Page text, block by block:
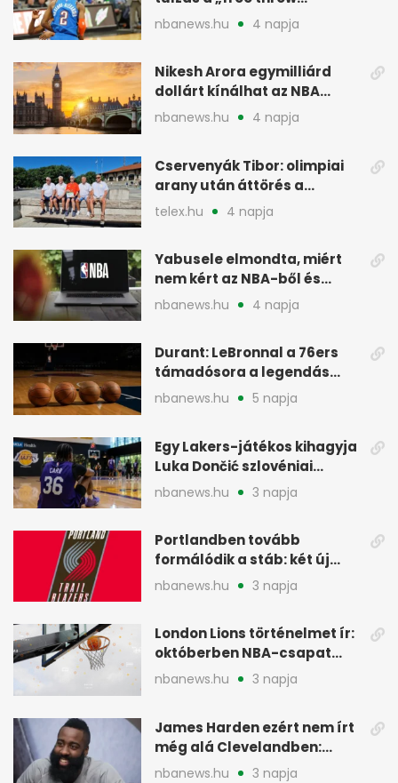
merchant” címke?
nbanews.hu 4 napja
Nikesh Arora egymilliárd
dollárt kínálhat az NBA
Europe londoni csapatáért
nbanews.hu 4 napja
Cservenyák Tibor: olimpiai
arany után áttörés a
rákkutatásban
telex.hu 4 napja
Yabusele elmondta, miért
nem kért az NBA-ből és
miért jött Európába
nbanews.hu 4 napja
Durant: LeBronnal a 76ers
támadósora a legendás
Warriorsra emlékeztet
nbanews.hu 5 napja
Egy Lakers-játékos kihagyja
Luka Dončić szlovéniai
minicampjét
nbanews.hu 3 napja
Portlandben tovább
formálódik a stáb: két új
szakember a Blazersnél
nbanews.hu 3 napja
London Lions történelmet ír:
októberben NBA-csapat
ellen lép pályára
nbanews.hu 3 napja
James Harden ezért nem írt
még alá Clevelandben:
pénzügyi okok
nbanews.hu 3 napja